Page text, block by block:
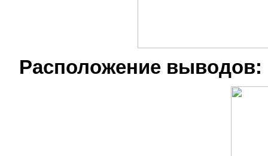
Расположение выводов: